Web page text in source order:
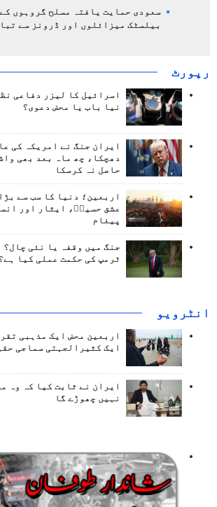
سعودی حمایت یافتہ مسلح گروہوں
بیلسٹک میزائلوں اور ڈرونز سے
رپورٹ
اسرائیل کا لیزر دفاعی
نیا باب یا محض دعوی؟
ایران جنگ نے امریکہ کی
دھچکا، چھ ماہ بعد بھی
حاصل نہ کرسکا
اربعین؛ دنیا کا سب سے
عشق حسینؑ، ایثار اور
پیغام
جنگ میں وقفہ یا نئی چال؟
ٹرمپ کی حکمت عملی کیا
انٹرويو
اربعین محض ایک مذہبی
ایک کثیرالجہتی سماجی
ایران نے ثابت کیا کہ وہ
نہیں چھوڑے گا